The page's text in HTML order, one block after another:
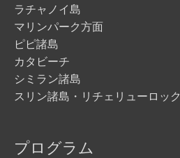
ラチャノイ島
マリンパーク方面
ピピ諸島
カタビーチ
シミラン諸島
スリン諸島・リチェリューロック
プログラム